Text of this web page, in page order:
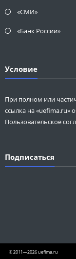
«СМИ»
«Банк России»
Условие
При полном или
ссылка на «uefima.ru»
Пользовательское
Подписаться
© 2011—2026 uefima.ru